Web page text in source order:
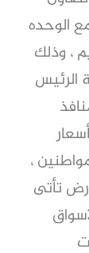
الوحده
، وذلك
الرئيس
،
تأتى